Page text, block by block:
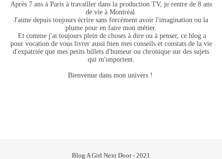
Après 7 ans à Paris à travailler dans la production TV, je rentre de 8 ans
de vie à Montréal.
J'aime depuis toujours écrire sans forcément avoir l'imagination ou la
plume pour en faire mon métier.
Et comme j'ai toujours plein de choses à dire ou à penser, ce blog a
pour vocation de vous livrer aussi bien mes conseils et constats de la vie
d'expatriée que mes petits billets d'humeur ou chronique sur des sujets
qui m'importent.
Bienvenue dans mon univers !
Blog A Girl Next Door - 2021